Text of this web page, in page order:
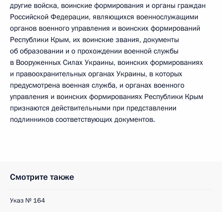
другие войска, воинские формирования и органы граждан
Российской Федерации, являющихся военнослужащими
органов военного управления и воинских формирований
Республики Крым, их воинские звания, документы
об образовании и о прохождении военной службы
в Вооруженных Силах Украины, воинских формированиях
и правоохранительных органах Украины, в которых
предусмотрена военная служба, и органах военного
управления и воинских формированиях Республики Крым
признаются действительными при представлении
подлинников соответствующих документов.
Смотрите также
Указ № 164